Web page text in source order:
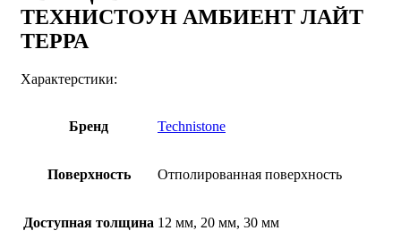
ТЕХНИСТОУН АМБИЕНТ ЛАЙТ
ТЕРРА
Характерстики:
Бренд Technistone
Поверхность Отполированная поверхность
Доступная толщина 12 мм, 20 мм, 30 мм